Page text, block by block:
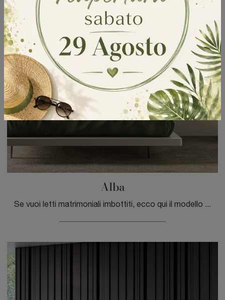
Alba
Se vuoi letti matrimoniali imbottiti, ecco qui il modello Alba in tessuto per impreziosire la camera da letto.